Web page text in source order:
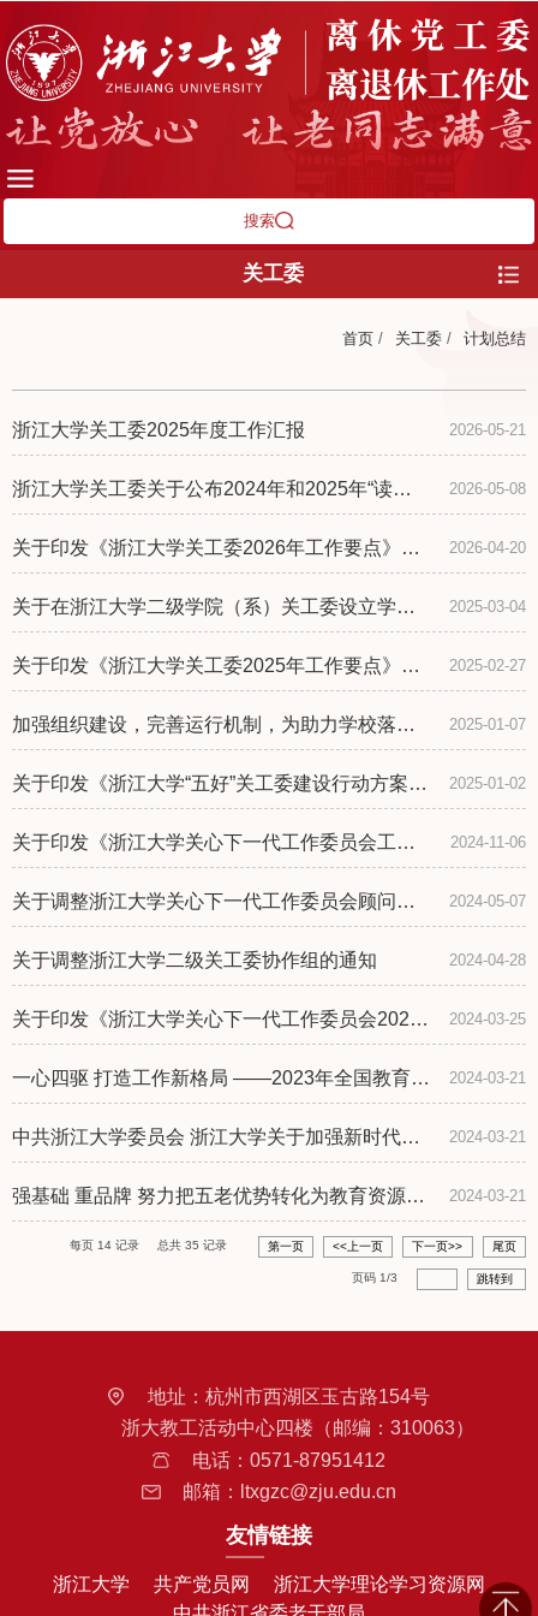
搜索
关工委
首页 / 关工委 / 计划总结
浙江大学关工委2025年度工作汇报 2026-05-21
浙江大学关工委关于公布2024年和2025年“读懂
中国”活动获奖名单的通知
2026-05-08
关于印发《浙江大学关工委2026年工作要点》的
通知
2026-04-20
关于在浙江大学二级学院（系）关工委设立学生
委员试点工作的通知
2025-03-04
关于印发《浙江大学关工委2025年工作要点》的
通知
2025-02-27
加强组织建设，完善运行机制，为助力学校落实
立德树人根本任务贡献更大“银发力量”——浙江大
学关工委2024年度工作汇报
2025-01-07
关于印发《浙江大学“五好”关工委建设行动方案》
的通知
2025-01-02
关于印发《浙江大学关心下一代工作委员会工作
规程》的通知
2024-11-06
关于调整浙江大学关心下一代工作委员会顾问和
秘书长人员的通知
2024-05-07
关于调整浙江大学二级关工委协作组的通知 2024-04-28
关于印发《浙江大学关心下一代工作委员会2024
年工作要点》的通知
2024-03-25
一心四驱 打造工作新格局 ——2023年全国教育系
统关工委干部培训班培训交流材料
2024-03-21
中共浙江大学委员会 浙江大学关于加强新时代关
心下一代工作委员会工作的实施意见
2024-03-21
强基础 重品牌 努力把五老优势转化为教育资源
——浙江大学关心下一代工作委员会2023年度工
2024-03-21
每页 14记录 总共 35 记录 第一页 <<上一页 下一页>> 尾页
页码 1/3 跳转到
地址：杭州市西湖区玉古路154号
浙大教工活动中心四楼（邮编：310063）
电话：0571-87951412
邮箱：
ltxgzc@zju.edu.cn
友情链接
浙江大学 共产党员网
浙江大学理论学习资源网